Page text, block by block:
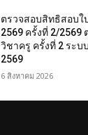
ตรวจสอบสิทธิสอบ
2569 ครั้งที่ 2/
วิชาครู ครั้งที่ 2 ระบ
2569
6 สิงหาคม 2026